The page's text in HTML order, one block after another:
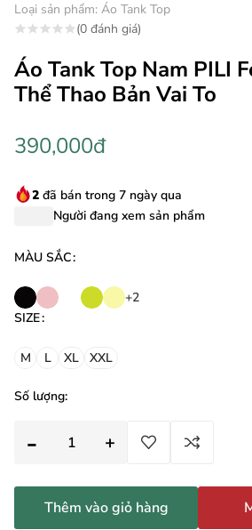
Loại sản phẩm: Áo Tank Top
(0 đánh giá)
Áo Tank Top Nam PILI
Thể Thao Bản Vai To
390,000đ
2 đã bán trong 7 ngày qua
Người đang xem sản phẩm
MÀU SẮC:
+2
SIZE:
M L XL XXL
Số lượng:
Thêm vào giỏ hàng